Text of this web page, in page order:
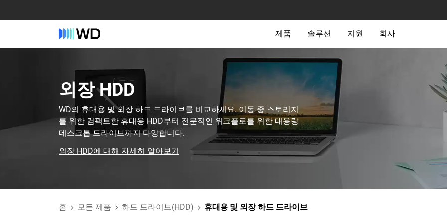
제품 솔루션 지원 회사
외장 HDD‎
WD의 휴대용 및 외장 하드 드라이브를 비교하세요. 이동 중 스토리지
를 위한 컴팩트한 휴대용 HDD부터 전문적인 워크플로를 위한 대용량
데스크톱 드라이브까지 다양합니다.
외장 HDD에 대해 자세히 알아보기
홈 모든 제품 하드 드라이브(HDD) 휴대용 및 외장 하드 드라이브